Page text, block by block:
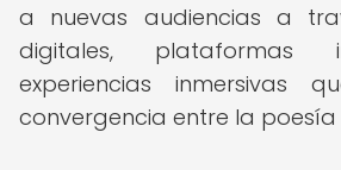
a nuevas audiencias a
digitales, plataformas
experiencias inmersivas
convergencia entre la